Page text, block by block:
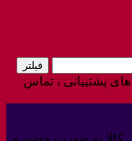
فیلتر
پشتیبانی ، تماس
سابقه فروش کالا به صورت حضوری